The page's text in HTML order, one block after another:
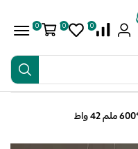
0
0
0